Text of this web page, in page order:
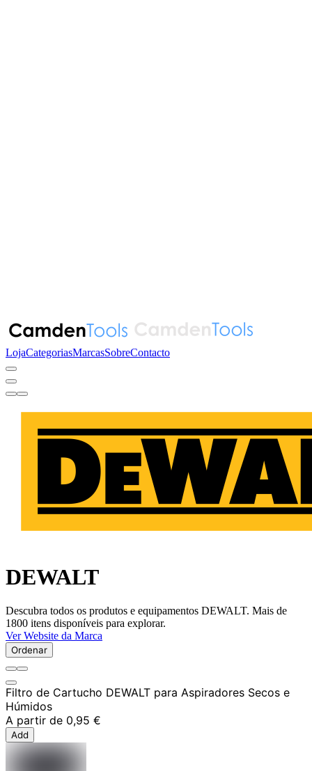
LojaCategoriasMarcasSobreContacto
DEWALT
Descubra todos os produtos e equipamentos DEWALT. Mais de
1800 itens disponíveis para explorar.
Ver Website da Marca
Ordenar
Filtro de Cartucho DEWALT para Aspiradores Secos e
Húmidos
A partir de 0,95 €
Add